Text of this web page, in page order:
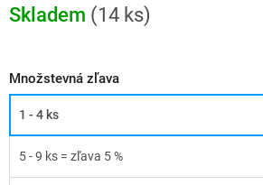
cena:
Skladem (14 ks)
Množstevná zľava
1 - 4 ks
5 - 9 ks = zľava 5 %